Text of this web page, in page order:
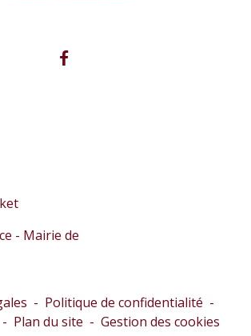
- Mairie de
- Politique de confidentialité -
- Plan du site - Gestion des cookies